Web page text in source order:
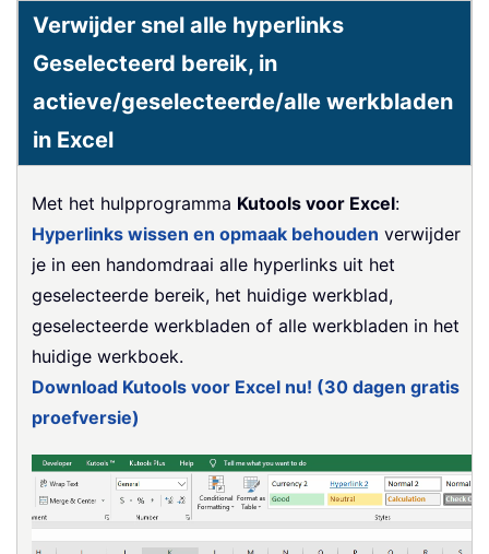
Verwijder snel alle hyperlinks
Geselecteerd bereik, in
actieve/geselecteerde/alle werkbladen
in Excel
Met het hulpprogramma Kutools voor Excel:
Hyperlinks wissen en opmaak behouden verwijder
je in een handomdraai alle hyperlinks uit het
geselecteerde bereik, het huidige werkblad,
geselecteerde werkbladen of alle werkbladen in het
huidige werkboek.
Download Kutools voor Excel nu! (30 dagen gratis
proefversie)